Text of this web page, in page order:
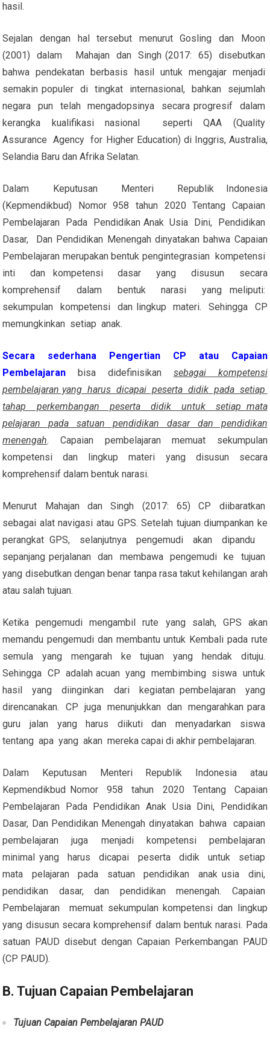
hasil.
Sejalan dengan hal tersebut menurut Gosling dan Moon
(2001) dalam Mahajan dan Singh (2017: 65) disebutkan
bahwa pendekatan berbasis hasil untuk mengajar menjadi
semakin populer di tingkat internasional, bahkan sejumlah
negara pun telah mengadopsinya secara progresif dalam
kerangka kualifikasi nasional seperti QAA (Quality
Assurance Agency for Higher Education) di Inggris, Australia,
Selandia Baru dan Afrika Selatan.
Dalam Keputusan Menteri Republik Indonesia
(Kepmendikbud) Nomor 958 tahun 2020 Tentang Capaian
Pembelajaran Pada Pendidikan Anak Usia Dini, Pendidikan
Dasar, Dan Pendidikan Menengah dinyatakan bahwa Capaian
Pembelajaran merupakan bentuk pengintegrasian kompetensi
inti dan kompetensi dasar yang disusun secara
komprehensif dalam bentuk narasi yang meliputi:
sekumpulan kompetensi dan lingkup materi. Sehingga CP
memungkinkan setiap anak.
Secara sederhana Pengertian CP atau Capaian
Pembelajaran bisa didefinisikan sebagai kompetensi
pembelajaran yang harus dicapai peserta didik pada setiap
tahap perkembangan peserta didik untuk setiap mata
pelajaran pada satuan pendidikan dasar dan pendidikan
menengah. Capaian pembelajaran memuat sekumpulan
kompetensi dan lingkup materi yang disusun secara
komprehensif dalam bentuk narasi.
Menurut Mahajan dan Singh (2017: 65) CP diibaratkan
sebagai alat navigasi atau GPS. Setelah tujuan diumpankan ke
perangkat GPS, selanjutnya pengemudi akan dipandu
sepanjang perjalanan dan membawa pengemudi ke tujuan
yang disebutkan dengan benar tanpa rasa takut kehilangan arah
atau salah tujuan.
Ketika pengemudi mengambil rute yang salah, GPS akan
memandu pengemudi dan membantu untuk Kembali pada rute
semula yang mengarah ke tujuan yang hendak dituju.
Sehingga CP adalah acuan yang membimbing siswa untuk
hasil yang diinginkan dari kegiatan pembelajaran yang
direncanakan. CP juga menunjukkan dan mengarahkan para
guru jalan yang harus diikuti dan menyadarkan siswa
tentang apa yang akan mereka capai di akhir pembelajaran.
Dalam Keputusan Menteri Republik Indonesia atau
Kepmendikbud Nomor 958 tahun 2020 Tentang Capaian
Pembelajaran Pada Pendidikan Anak Usia Dini, Pendidikan
Dasar, Dan Pendidikan Menengah dinyatakan bahwa capaian
pembelajaran juga menjadi kompetensi pembelajaran
minimal yang harus dicapai peserta didik untuk setiap
mata pelajaran pada satuan pendidikan anak usia dini,
pendidikan dasar, dan pendidikan menengah. Capaian
Pembelajaran memuat sekumpulan kompetensi dan lingkup
yang disusun secara komprehensif dalam bentuk narasi. Pada
satuan PAUD disebut dengan Capaian Perkembangan PAUD
(CP PAUD).
B. Tujuan Capaian Pembelajaran
Tujuan Capaian Pembelajaran PAUD